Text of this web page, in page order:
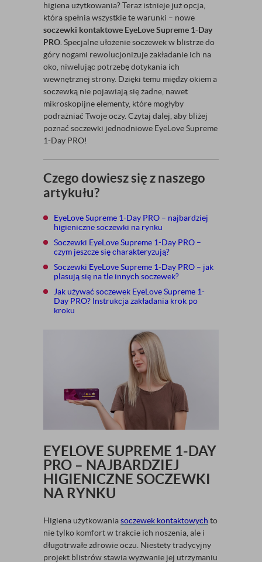
higiena użytkowania? Teraz istnieje już opcja,
która spełnia wszystkie te warunki – nowe
soczewki kontaktowe EyeLove Supreme 1-Day
PRO . Specjalne ułożenie soczewek w blistrze do
góry nogami rewolucjonizuje zakładanie ich na
oko, niwelując potrzebę dotykania ich
wewnętrznej strony. Dzięki temu między okiem a
soczewką nie pojawiają się żadne, nawet
mikroskopijne elementy, które mogłyby
podrażniać Twoje oczy. Czytaj dalej, aby bliżej
poznać soczewki jednodniowe EyeLove Supreme
1-Day PRO!
Czego dowiesz się z naszego
artykułu?
EyeLove Supreme 1-Day PRO – najbardziej
higieniczne soczewki na rynku
Soczewki EyeLove Supreme 1-Day PRO –
czym jeszcze się charakteryzują?
Soczewki EyeLove Supreme 1-Day PRO – jak
plasują się na tle innych soczewek?
Jak używać soczewek EyeLove Supreme 1-
Day PRO? Instrukcja zakładania krok po
kroku
EYELOVE SUPREME 1-DAY
PRO – NAJBARDZIEJ
HIGIENICZNE SOCZEWKI
NA RYNKU
Higiena użytkowaniasoczewek kontaktowych to
nie tylko komfort w trakcie ich noszenia, ale i
długotrwałe zdrowie oczu. Niestety tradycyjny
projekt blistrów stawia wyzwanie jej utrzymaniu